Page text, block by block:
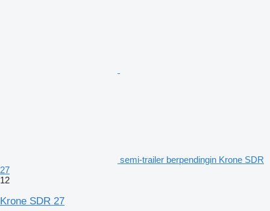
semi-trailer berpendingin Krone SDR
27
12
Krone SDR 27